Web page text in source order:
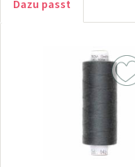
Dazu passt